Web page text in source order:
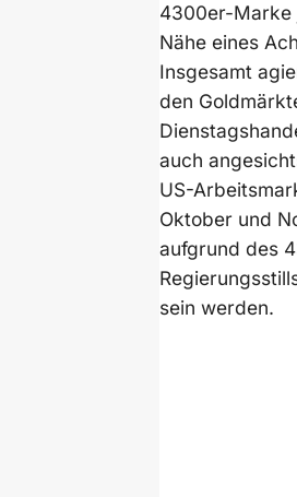
4300er-Marke
Nähe eines
Insgesamt
den
auch
US-
Oktober und
aufgrund des
sein werden.